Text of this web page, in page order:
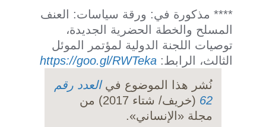
**** مذكورة في: ورقة سياسات: العنف
المسلح والخطة الحضرية الجديدة،
توصيات اللجنة الدولية لمؤتمر الموئل
الثالث، الرابط: https://goo.gl/RWTeka
نُشر هذا الموضوع فيالعدد رقم
62
(خريف/ شتاء 2017) من
مجلة «الإنساني».